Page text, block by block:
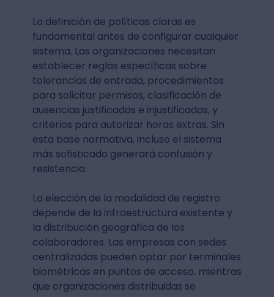
La definición de políticas claras es
fundamental antes de configurar cualquier
sistema. Las organizaciones necesitan
establecer reglas específicas sobre
tolerancias de entrada, procedimientos
para solicitar permisos, clasificación de
ausencias justificadas e injustificadas, y
criterios para autorizar horas extras. Sin
esta base normativa, incluso el sistema
más sofisticado generará confusión y
resistencia.
La elección de la modalidad de registro
depende de la infraestructura existente y
la distribución geográfica de los
colaboradores. Las empresas con sedes
centralizadas pueden optar por terminales
biométricas en puntos de acceso, mientras
que organizaciones distribuidas se